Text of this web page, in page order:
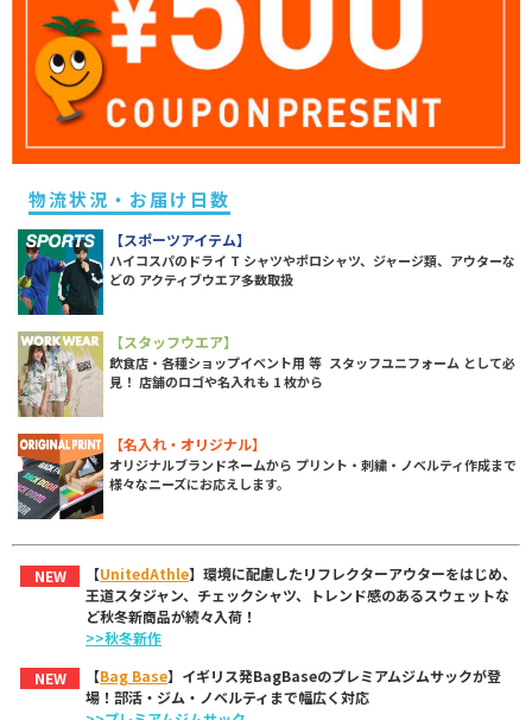
物流状況・お届け日数
【スポーツアイテム】
ハイコスパのドライ T シャツやポロシャツ、ジャージ類、アウターな
どの アクティブウエア多数取扱
【スタッフウエア】
飲食店・各種ショップイベント用 等 スタッフユニフォーム として必
見！ 店舗のロゴや名入れも 1 枚から
【名入れ・オリジナル】
オリジナルブランドネームから プリント・刺繍・ノベルティ作成まで
様々なニーズにお応えします。
NEW 【UnitedAthle】環境に配慮したリフレクターアウターをはじめ、
王道スタジャン、チェックシャツ、トレンド感のあるスウェットな
ど秋冬新商品が続々入荷！
>>秋冬新作
NEW
【Bag Base】イギリス発BagBaseのプレミアムジムサックが登
場！部活・ジム・ノベルティまで幅広く対応